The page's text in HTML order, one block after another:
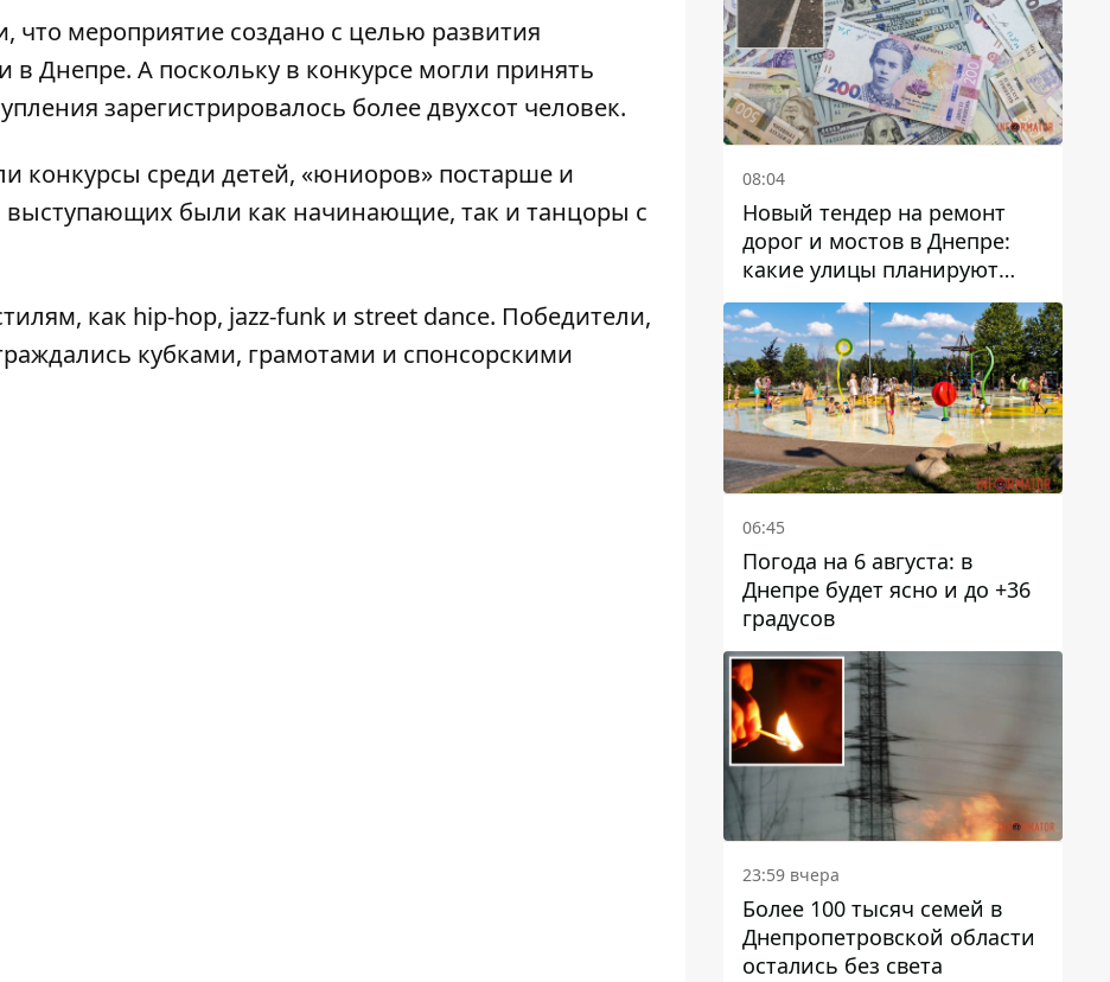
что мероприятие создано с целью развития
Днепре. А поскольку в конкурсе могли принять
зарегистрировалось более двухсот человек.
конкурсы среди детей, «юниоров» постарше и
выступающих были как начинающие, так и танцоры с
как hip-hop, jazz-funk и street dance. Победители,
кубками, грамотами и спонсорскими
08:04
Новый тендер на ремонт
дорог и мостов в Днепре:
какие улицы планируют
обновить и сколько
десятков миллионов гривен
на это хотят потратить
06:45
Погода на 6 августа: в
Днепре будет ясно и до +36
градусов
23:59 вчера
Более 100 тысяч семей в
Днепропетровской области
остались без света